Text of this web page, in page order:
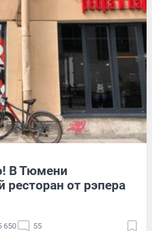
В Тюмени
ресторан от рэпера
650 55